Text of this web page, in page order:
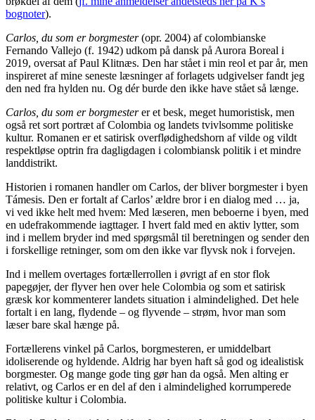
bognoter).
Carlos, du som er borgmester(opr. 2004) af colombianske
Fernando Vallejo (f. 1942) udkom på dansk på Aurora Boreal i
2019, oversat af Paul Klitnæs. Den har stået i min reol et par år, men
inspireret af mine seneste læsninger af forlagets udgivelser fandt jeg
den ned fra hylden nu. Og dér burde den ikke have stået så længe.
Carlos, du som er borgmesterer et besk, meget humoristisk, men
også ret sort portræt af Colombia og landets tvivlsomme politiske
kultur. Romanen er et satirisk overflødighedshorn af vilde og vildt
respektløse optrin fra dagligdagen i colombiansk politik i et mindre
landdistrikt.
Historien i romanen handler om Carlos, der bliver borgmester i byen
Támesis. Den er fortalt af Carlos’ ældre bror i en dialog med … ja,
vi ved ikke helt med hvem: Med læseren, men beboerne i byen, med
en udefrakommende iagttager. I hvert fald med en aktiv lytter, som
ind i mellem bryder ind med spørgsmål til beretningen og sender den
i forskellige retninger, som om den ikke var flyvsk nok i forvejen.
Ind i mellem overtages fortællerrollen i øvrigt af en stor flok
papegøjer, der flyver hen over hele Colombia og som et satirisk
græsk kor kommenterer landets situation i almindelighed. Det hele
fortalt i en lang, flydende – og flyvende – strøm, hvor man som
læser bare skal hænge på.
Fortællerens vinkel på Carlos, borgmesteren, er umiddelbart
idoliserende og hyldende. Aldrig har byen haft så god og idealistisk
borgmester. Og mange gode ting gør han da også. Men alting er
relativt, og Carlos er en del af den i almindelighed korrumperede
politiske kultur i Colombia.